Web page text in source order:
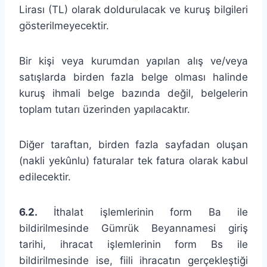
Lirası (TL) olarak doldurulacak ve kuruş bilgileri
gösterilmeyecektir.
Bir kişi veya kurumdan yapılan alış ve/veya
satışlarda birden fazla belge olması halinde
kuruş ihmali belge bazında değil, belgelerin
toplam tutarı üzerinden yapılacaktır.
Diğer taraftan, birden fazla sayfadan oluşan
(nakli yekûnlu) faturalar tek fatura olarak kabul
edilecektir.
6.2. İthalat işlemlerinin form Ba ile
bildirilmesinde Gümrük Beyannamesi giriş
tarihi, ihracat işlemlerinin form Bs ile
bildirilmesinde ise, fiili ihracatın gerçekleştiği